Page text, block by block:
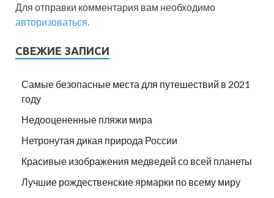
Для отправки комментария вам необходимо
авторизоваться
СВЕЖИЕ ЗАПИСИ
Самые безопасные места для путешествий в 2021
году
Недооцененные пляжи мира
Нетронутая дикая природа России
Красивые изображения медведей со всей планеты
Лучшие рождественские ярмарки по всему миру